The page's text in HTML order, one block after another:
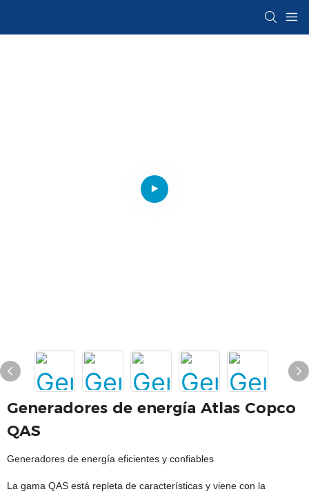
Generadores de energía Atlas Copco
QAS
Generadores de energía eficientes y confiables
La gama QAS está repleta de características y viene con la